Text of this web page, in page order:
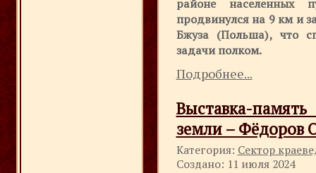
районе населенных
продвинулся на 9 км и
Бжуза (Польша), что
задачи полком.
Подробнее...
Выставка-
земли – Фёдоров
Категория: Сектор
Создано: 11 июля 2024